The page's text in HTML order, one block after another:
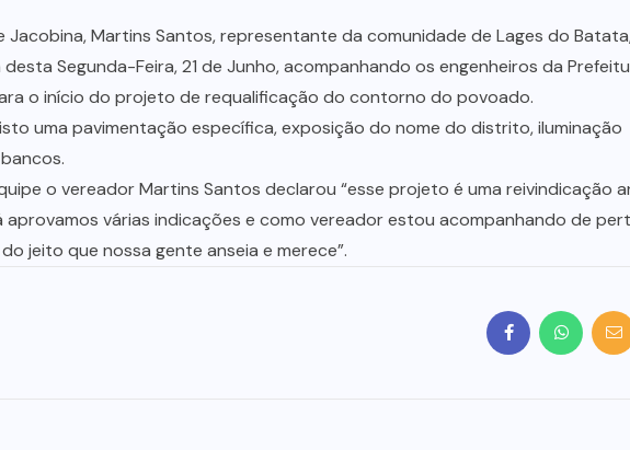
Jacobina, Martins Santos, representante da comunidade de Lages do
Segunda-Feira, 21 de Junho, acompanhando os engenheiros da
o início do projeto de requalificação do contorno do povoado.
uma pavimentação específica, exposição do nome do distrito, iluminação
o vereador Martins Santos declarou “esse projeto é uma reivindicação
aprovamos várias indicações e como vereador estou acompanhando de
jeito que nossa gente anseia e merece”.